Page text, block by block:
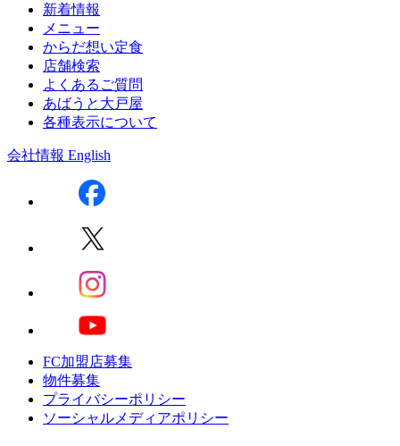
新着情報
メニュー
からだ想い定食
店舗検索
よくあるご質問
あばうと大戸屋
各種表示について
会社情報 English
FC加盟店募集
物件募集
プライバシーポリシー
ソーシャルメディアポリシー